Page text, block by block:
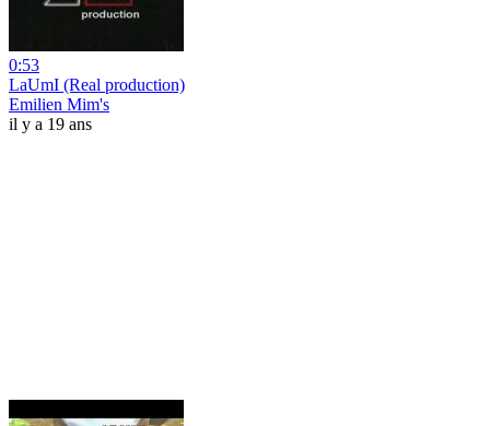
0:53
LaUmI (Real production)
Emilien Mim's
il y a 19 ans